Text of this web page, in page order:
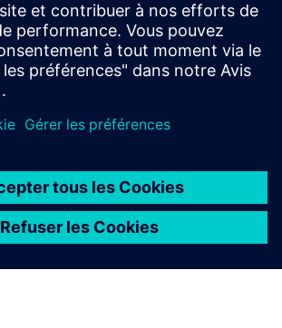
d'interagir avec tous vos fichiers,
ou autres silos de données.